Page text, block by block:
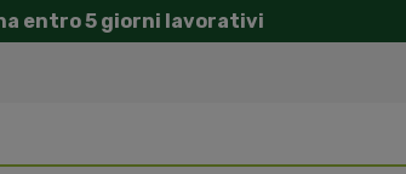
entro 5 giorni lavorativi